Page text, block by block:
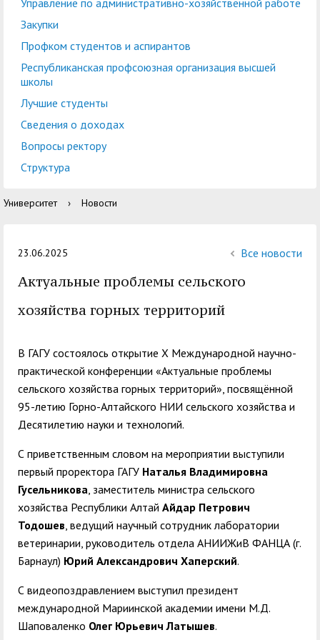
Международная
деятельность
Управление по
административно-
Закупки
Республиканская
организация высшей
Центр тестирования
иностранных граждан
по русскому языку
Центр развития
компетенций
Центр русского языка
обучающихся ГАГУ
Образовательный
модуль «Обучение
Информация о
предоставлении
отпуска обучающимся
Управление по административно-хозяйственной работе
Закупки
Профком студентов и аспирантов
Республиканская профсоюзная организация высшей
школы
Лучшие студенты
Сведения о доходах
Вопросы ректору
Структура
Университет › Новости
23.06.2025 Все новости
Актуальные проблемы сельского
хозяйства горных территорий
В ГАГУ состоялось открытие X Международной научно-
практической конференции «Актуальные проблемы
сельского хозяйства горных территорий», посвящённой
95-летию Горно-Алтайского НИИ сельского хозяйства и
Десятилетию науки и технологий.
С приветственным словом на мероприятии выступили
первый проректора ГАГУ Наталья Владимировна
Гусельникова, заместитель министра сельского
хозяйства Республики Алтай Айдар Петрович
Тодошев, ведущий научный сотрудник лаборатории
ветеринарии, руководитель отдела АНИИЖиВ ФАНЦА (г.
Барнаул) Юрий Александрович Хаперский.
С видеопоздравлением выступил президент
международной Мариинской академии имени М.Д.
Шаповаленко Олег Юрьевич Латышев.